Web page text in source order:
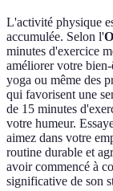
L'activité physique
accumulée. Selon l'
minutes d'exercice
améliorer votre
yoga ou même des
qui favorisent une
de 15 minutes
votre humeur.
aimez dans votre
routine durable et
avoir commencé à
significative de son